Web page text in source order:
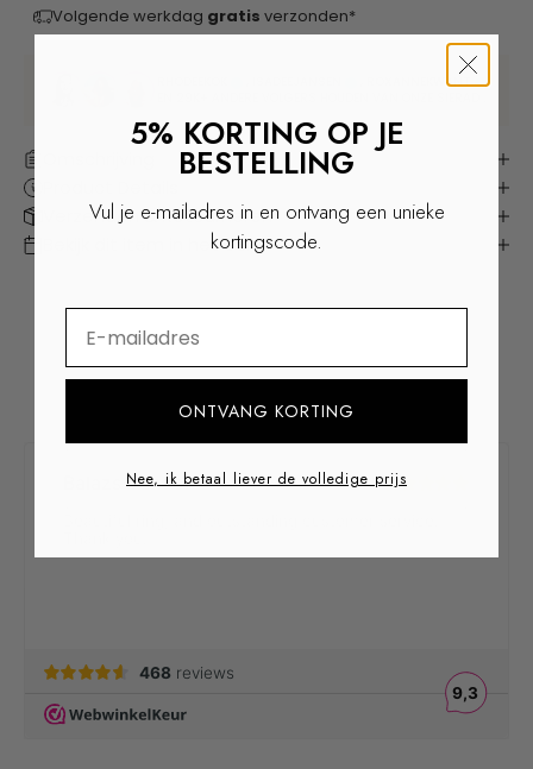
Volgende werkdag gratis verzonden*
, ROXANNEKWANT
Verzenden & Retourneren
Bekijk dit item in het echt
5% KORTING OP JE
BESTELLING
Vul je e-mailadres in en ontvang een unieke
kortingscode.
ONTVANG KORTING
Nee, ik betaal liever de volledige prijs